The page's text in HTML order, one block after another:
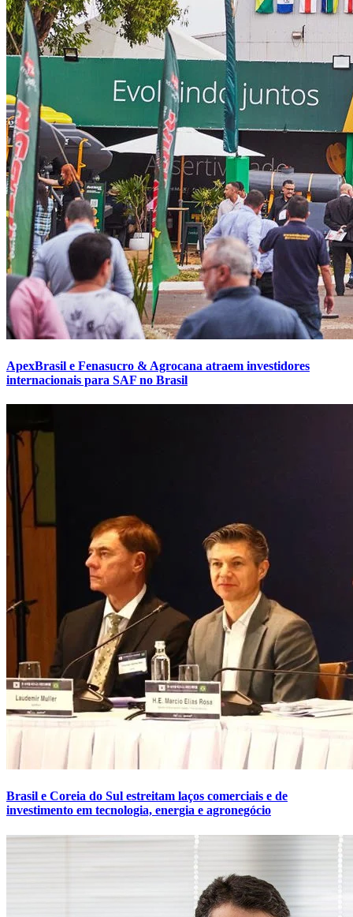
ApexBrasil e Fenasucro & Agrocana atraem investidores
internacionais para SAF no Brasil
Brasil e Coreia do Sul estreitam laços comerciais e de
investimento em tecnologia, energia e agronegócio